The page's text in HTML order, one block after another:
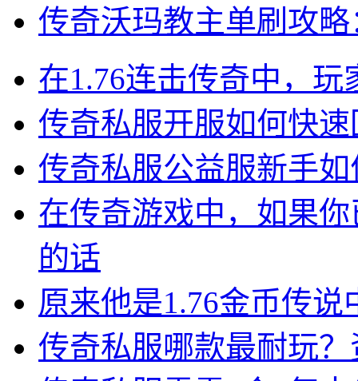
传奇沃玛教主单刷攻
在1.76连击传奇中，玩
传奇私服开服如何快
传奇私服公益服新手
在传奇游戏中，如果
的话
原来他是1.76金币传说
传奇私服哪款最耐玩